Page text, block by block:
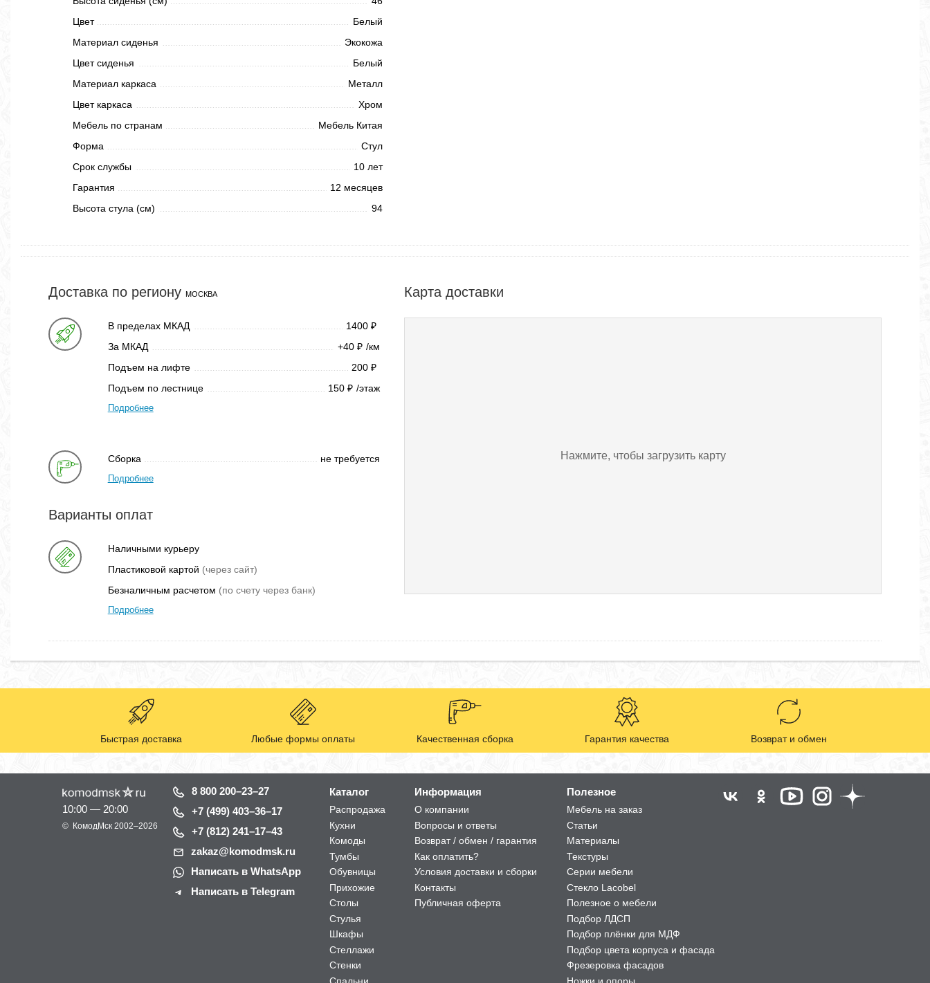
Цвет
Белый
Материал сиденья
Экокожа
Цвет сиденья
Белый
Материал каркаса
Металл
Цвет каркаса
Хром
Мебель по странам
Мебель Китая
Форма
Стул
Срок службы
10 лет
Гарантия
12 месяцев
Высота стула (см)
94
Доставка по региону МОСКВА
В пределах МКАД 1400 ₽
За МКАД +40 ₽ /км
Подъем на лифте
200 ₽
Подъем по лестнице 150 ₽ /этаж
Подробнее
Сборка не требуется
Подробнее
Варианты оплат
Наличными курьеру
Пластиковой картой (через сайт)
Безналичным расчетом (по счету через банк)
Подробнее
Карта доставки
Нажмите, чтобы загрузить карту
Быстрая доставка Любые формы оплаты Качественная сборка Гарантия качества Возврат и обмен
10:00 — 20:00
© КомодМск 2002–2026
8 800 200–23–27
+7 (499) 403–36–17
+7 (812) 241–17–43
zakaz@komodmsk.ru
Написать в WhatsApp
Написать в Telegram
Каталог
Распродажа
Кухни
Комоды
Тумбы
Обувницы
Прихожие
Столы
Стулья
Шкафы
Стеллажи
Стенки
Спальни
Информация
О компании
Вопросы и ответы
Возврат / обмен / гарантия
Как оплатить?
Условия доставки и сборки
Контакты
Публичная оферта
Полезное
Мебель на заказ
Статьи
Материалы
Текстуры
Серии мебели
Стекло Lacobel
Полезное о мебели
Подбор ЛДСП
Подбор плёнки для МДФ
Подбор цвета корпуса и фасада
Фрезеровка фасадов
Ножки и опоры